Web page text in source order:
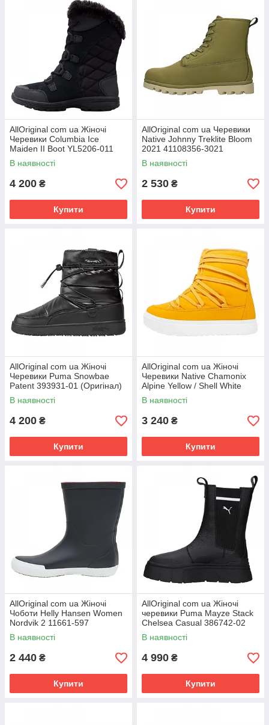
AllOriginal com ua Жіночі
Черевики Columbia Ice
Maiden II Boot YL5206-011
(Оригінал) РОЗМІРИ
ЗАПИТУЙТЕ
В наявності
4 200 ₴
Купити
AllOriginal com ua Черевики
Native Johnny Treklite Bloom
2021 41108356-3021
(Ориггінал) РОЗМІРИ
ЗАПІТУЙТЕ
В наявності
2 530 ₴
Купити
AllOriginal com ua Жіночі
Черевики Puma Snowbae
Patent 393931-01 (Оригінал)
РОЗМІРИ ЗАПИТУЙТЕ
В наявності
4 200 ₴
Купити
AllOriginal com ua Жіночі
Черевики Native Chamonix
Alpine Yellow / Shell White
41106000-7536 (Оригінал)
В наявності
3 240 ₴
Купити
AllOriginal com ua Жіночі
Чоботи Helly Hansen Women
Nordvik 2 11661-597
(Оригінал) РОЗМІРИ
ЗАПИТУЙТЕ
В наявності
2 440 ₴
Купити
AllOriginal com ua Жіночі
черевики Puma Mayze Stack
Chelsea Casual 386742-02
(Оригінал) РОЗМІРИ
ЗАПИТУЙТЕ
В наявності
4 990 ₴
Купити